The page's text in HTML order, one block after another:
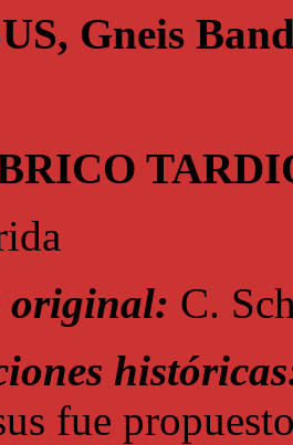
Gneis
original: C.
fue